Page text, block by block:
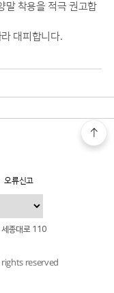
말 착용을 적극 권고합
대피합니다.
오류신고
종대로 110
reserved